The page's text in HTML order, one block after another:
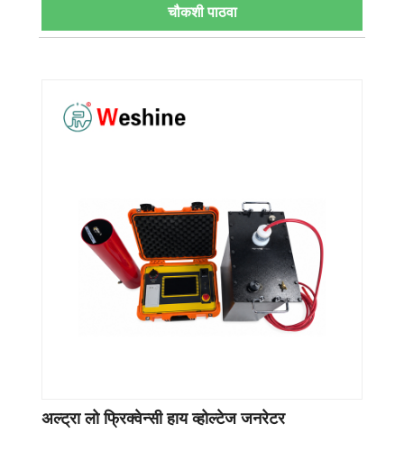
चौकशी पाठवा
अल्ट्रा लो फ्रिक्वेन्सी हाय व्होल्टेज जनरेटर